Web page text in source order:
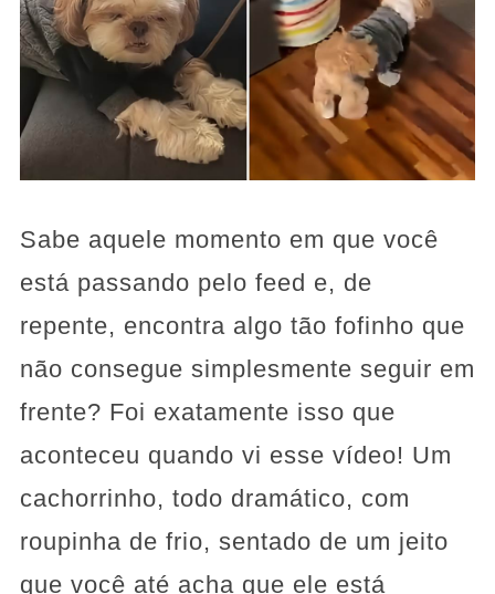
Sabe aquele momento em que você
está passando pelo feed e, de
repente, encontra algo tão fofinho que
não consegue simplesmente seguir em
frente? Foi exatamente isso que
aconteceu quando vi esse vídeo! Um
cachorrinho, todo dramático, com
roupinha de frio, sentado de um jeito
que você até acha que ele está